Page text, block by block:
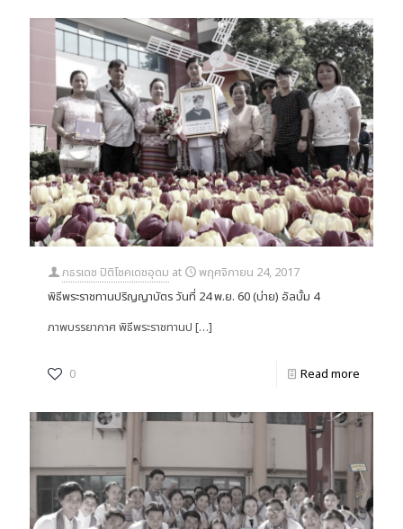
ภธรเดช ปิติโชคเดชอุดม at
พฤศจิกายน 24, 2017
พิธีพระราชทานปริญญาบัตร วันที่ 24 พ.ย. 60 (บ่าย) อัลบั้ม 4
ภาพบรรยากาศ พิธีพระราชทานป […]
0 Read more